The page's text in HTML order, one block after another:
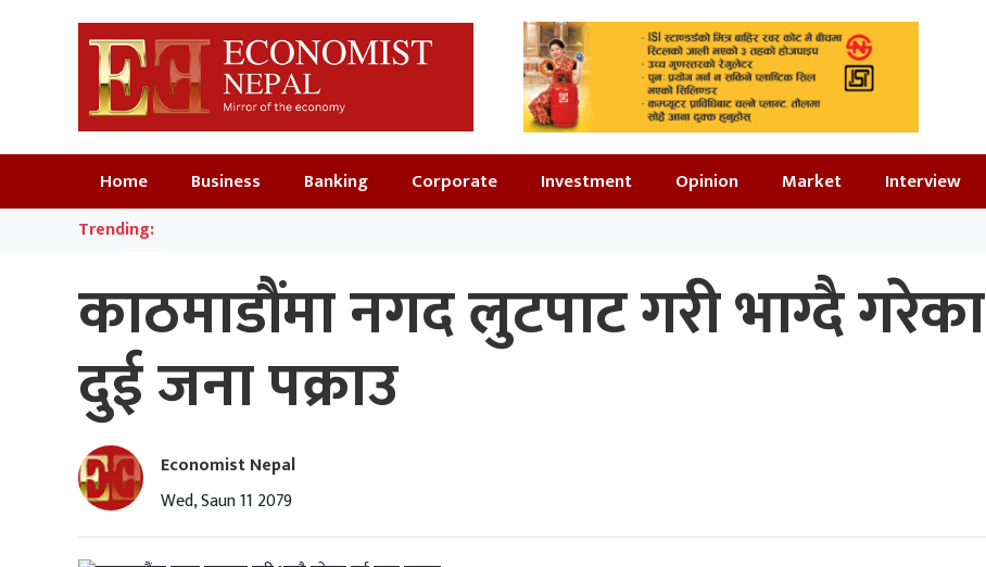
Home Business Banking Corporate Investment Opinion Market Interview
Trending:
काठमाडौंमा नगद लुटपाट गरी भाग्दै गरेका
दुई जना पक्राउ
Economist Nepal
Wed, Saun 11 2079